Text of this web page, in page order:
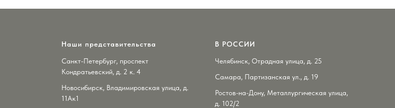
Наши представительства
Санкт-Петербург, проспект
Кондратьевский, д. 2 к. 4
Новосибирск, Владимировская улица, д.
11Ак1
В РОССИИ
Челябинск, Отрадная улица, д. 25
Самара, Партизанская ул., д. 19
Ростов-на-Дону, Металлургическая улица,
д. 102/2